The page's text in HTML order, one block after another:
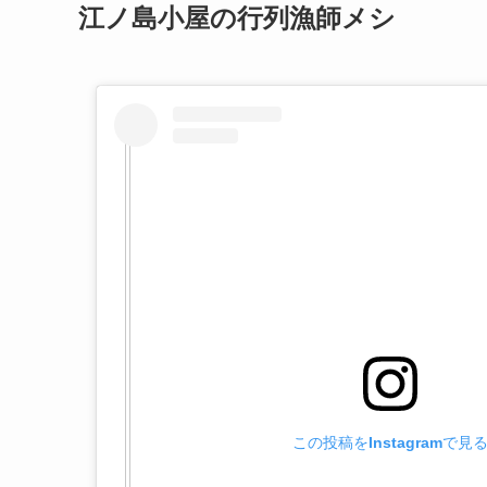
江ノ島小屋の行列漁師メシ
この投稿をInstagramで見る